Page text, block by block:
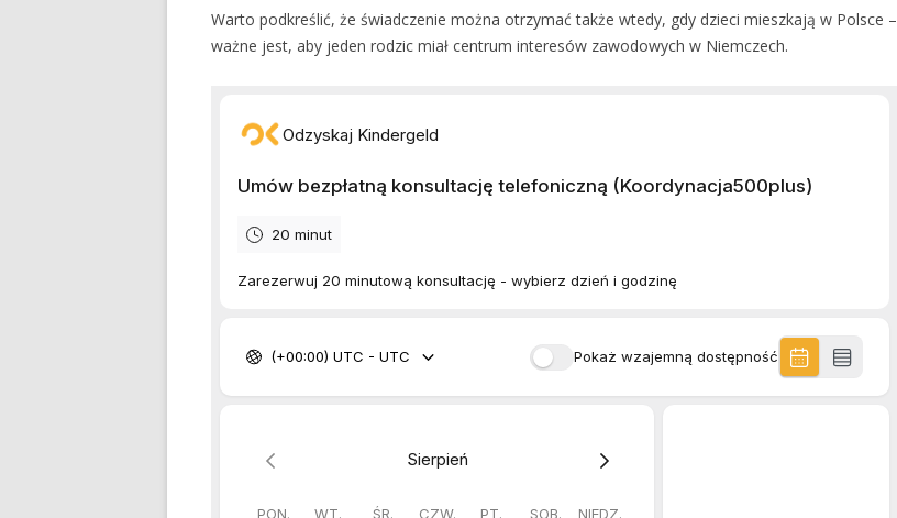
Warto podkreślić, że świadczenie można otrzymać także wtedy, gdy dzieci mieszkają w Polsce –
ważne jest, aby jeden rodzic miał centrum interesów zawodowych w Niemczech.